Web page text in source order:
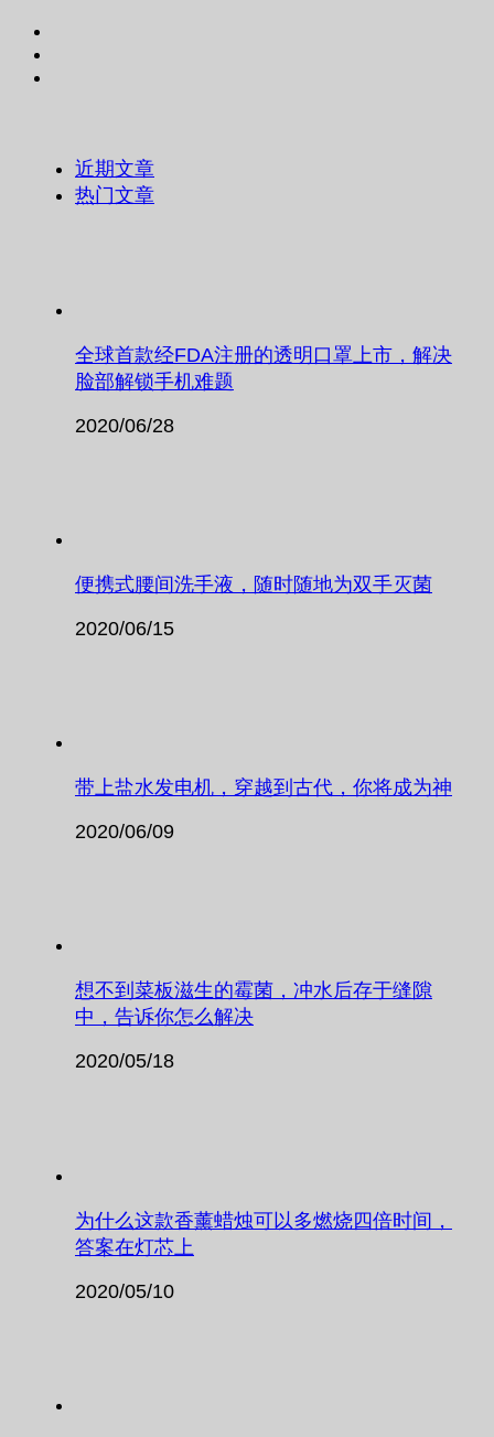
近期文章
热门文章
全球首款经FDA注册的透明口罩上市，解决
脸部解锁手机难题
2020/06/28
便携式腰间洗手液，随时随地为双手灭菌
2020/06/15
带上盐水发电机，穿越到古代，你将成为神
2020/06/09
想不到菜板滋生的霉菌，冲水后存于缝隙
中，告诉你怎么解决
2020/05/18
为什么这款香薰蜡烛可以多燃烧四倍时间，
答案在灯芯上
2020/05/10